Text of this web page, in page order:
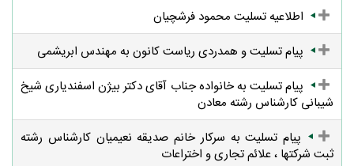
اطلاعیه تسلیت محمود فرشچیان
پیام تسلیت و همدردی ریاست کانون به مهندس ابریشمی
پیام تسلیت به خانواده جناب آقای دکتر بیژن اسفندیاری شیخ
شیبانی کارشناس رشته معادن
پیام تسلیت به سرکار خانم صدیقه نعیمیان کارشناس رشته
ثبت شرکتها ، علائم تجاری و اختراعات